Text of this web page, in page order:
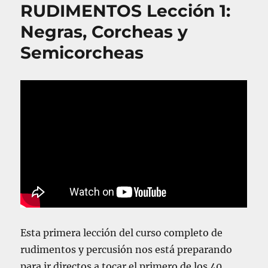
RUDIMENTOS Lección 1:
Negras, Corcheas y
Semicorcheas
Esta primera lección del curso completo de
rudimentos y percusión nos está preparando